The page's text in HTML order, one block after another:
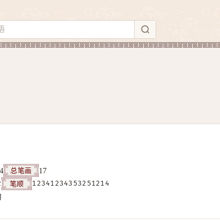
4 总笔画 17
笔顺 12341234353251214